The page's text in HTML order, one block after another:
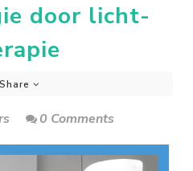
door licht-
Share
0 Comments